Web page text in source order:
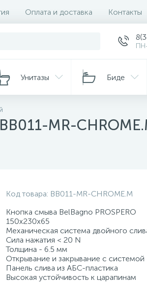
Оплата и доставка Контакты
Унитазы Биде
MR-
Код товара: BB011-MR-CHROME.M
Кнопка смыва BelBagno PROSPERO
150х230х65
Механическая система двойного
Сила нажатия < 20 N
Толщина - 6.5 мм
Открывание и закрывание с системой
Панель слива из АБС-пластика
Высокая устойчивость к царапинам